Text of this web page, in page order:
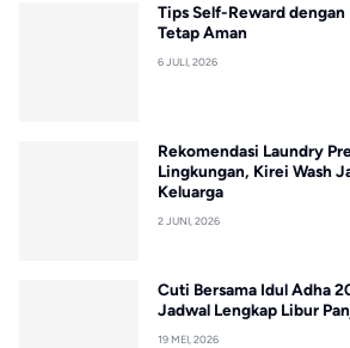
Tips Self-Reward dengan
Tetap Aman
6 JULI, 2026
Rekomendasi Laundry
Lingkungan, Kirei Wash
Keluarga
2 JUNI, 2026
Cuti Bersama Idul Adha
Jadwal Lengkap Libur
19 MEI, 2026